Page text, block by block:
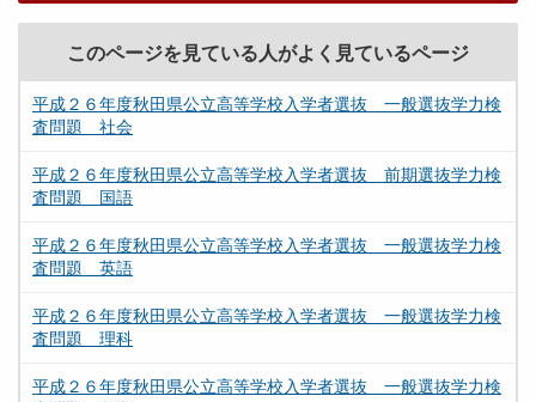
このページを見ている人がよく見ているページ
平成２６年度秋田県公立高等学校入学者選抜 一般選抜学力検
査問題 社会
平成２６年度秋田県公立高等学校入学者選抜 前期選抜学力検
査問題 国語
平成２６年度秋田県公立高等学校入学者選抜 一般選抜学力検
査問題 英語
平成２６年度秋田県公立高等学校入学者選抜 一般選抜学力検
査問題 理科
平成２６年度秋田県公立高等学校入学者選抜 一般選抜学力検